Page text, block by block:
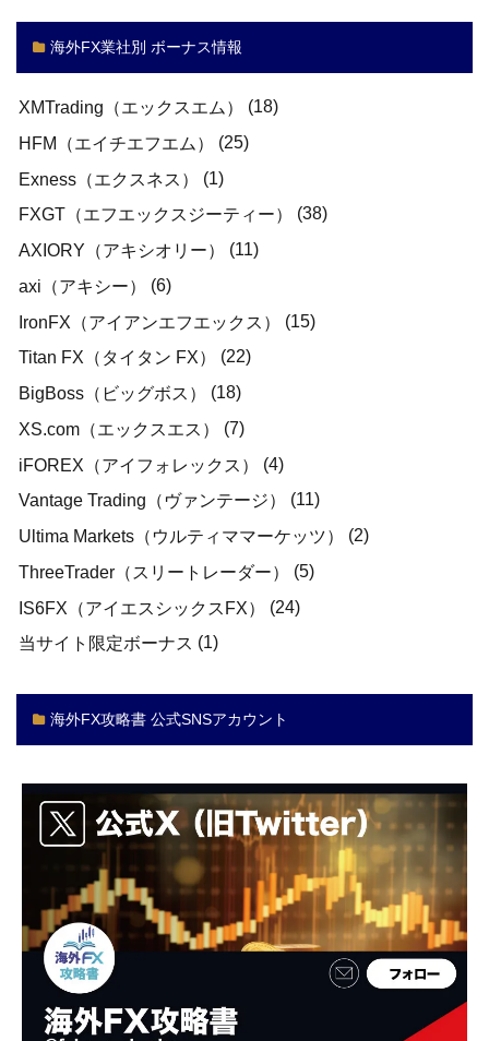
海外FX業社別 ボーナス情報
XMTrading（エックスエム）
(18)
HFM（エイチエフエム）
(25)
Exness（エクスネス）
(1)
FXGT（エフエックスジーティー）
(38)
AXIORY（アキシオリー）
(11)
axi（アキシー）
(6)
IronFX（アイアンエフエックス）
(15)
Titan FX（タイタン FX）
(22)
BigBoss（ビッグボス）
(18)
XS.com（エックスエス）
(7)
iFOREX（アイフォレックス）
(4)
Vantage Trading（ヴァンテージ）
(11)
Ultima Markets（ウルティママーケッツ）
(2)
ThreeTrader（スリートレーダー）
(5)
IS6FX（アイエスシックスFX）
(24)
当サイト限定ボーナス (1)
海外FX攻略書 公式SNSアカウント